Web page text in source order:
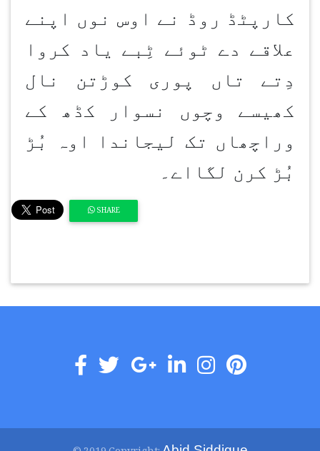
کارپٹڈ روڈ نے اوس نوں اپنے
علاقے دے ٹوئے ٹِبے یاد کروا
دِتے تاں پوری کوڑتن نال
کھیسے وچوں نسوار کڈھ کے
وراچھاں تک لیجاندا اوہ بُڑ
بُڑ کرن لگااے۔
SHARE